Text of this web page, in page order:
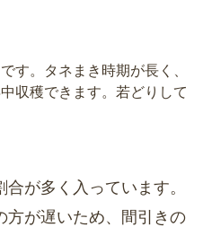
す。タネまき時期が長く、
収穫できます。若どりして
が多く入っています。
方が遅いため、間引きの